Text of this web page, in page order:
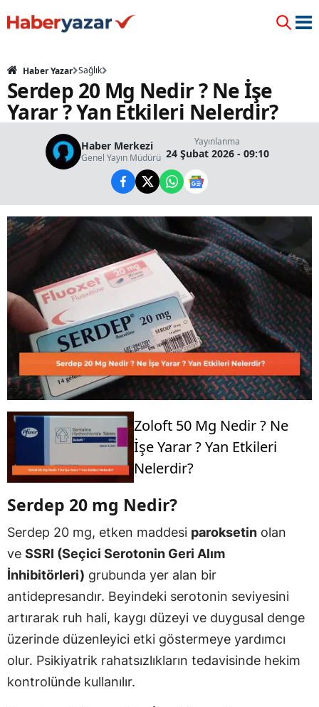
Haber Yazar Sağlık
Serdep 20 Mg Nedir ? Ne İşe
Yarar ? Yan Etkileri Nelerdir?
Haber Merkezi
Genel Yayın Müdürü
Yayınlanma
24 Şubat 2026 - 09:10
Zoloft 50 Mg Nedir ? Ne
İşe Yarar ? Yan Etkileri
Nelerdir?
Serdep 20 mg Nedir?
Serdep 20 mg, etken maddesi paroksetin olan
ve SSRI (Seçici Serotonin Geri Alım
İnhibitörleri) grubunda yer alan bir
antidepresandır. Beyindeki serotonin seviyesini
artırarak ruh hali, kaygı düzeyi ve duygusal denge
üzerinde düzenleyici etki göstermeye yardımcı
olur. Psikiyatrik rahatsızlıkların tedavisinde hekim
kontrolünde kullanılır.